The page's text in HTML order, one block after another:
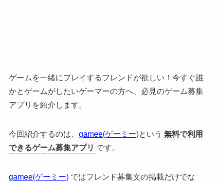
ゲームを一緒にプレイするフレンドが欲しい！今すぐ誰
かとゲームがしたいゲーマーの方へ、必見のゲーム募集
アプリを紹介します。
今回紹介するのは、 gamee(ゲーミー)という 無料で利用
できるゲーム募集アプリ です。
gamee(ゲーミー)ではフレンド募集文の掲載だけでな